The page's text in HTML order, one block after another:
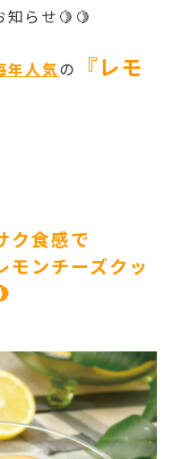
知らせ🍋🍋
年人気の
『レモ
ク食感で
モンチーズクッ